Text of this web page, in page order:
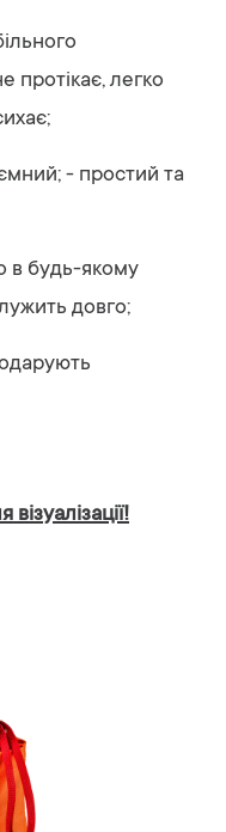
протікає, легко
- простий та
в будь-якому
довго;